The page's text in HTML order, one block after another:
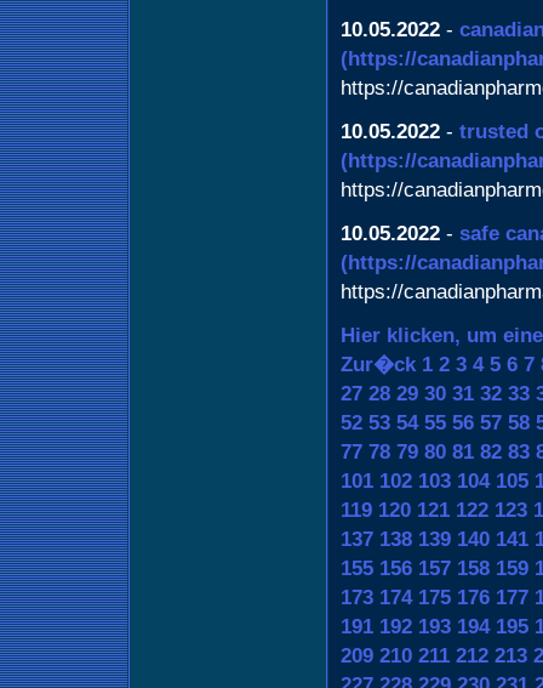
10.05.2022 -
(https://
https://
10.05.2022 - trusted
(https://
https://
10.05.2022 - safe
(https://
https://
Hier klicken, um
Zur�ck 1 2 3 4 5 6 7
27 28 29 30 31 32 33
52 53 54 55 56 57 58
77 78 79 80 81 82 83
101 102 103 104 105
119 120 121 122 123
137 138 139 140 141
155 156 157 158 159
173 174 175 176 177
191 192 193 194 195
209 210 211 212 213